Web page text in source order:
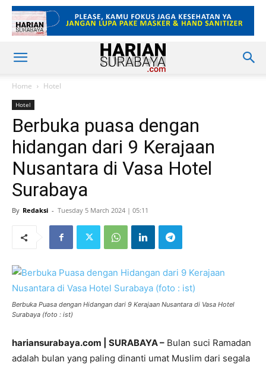
Home Hotel
Hotel
Berbuka puasa dengan
hidangan dari 9 Kerajaan
Nusantara di Vasa Hotel
Surabaya
By Redaksi - Tuesday 5 March 2024 | 05:11
Berbuka Puasa dengan Hidangan dari 9 Kerajaan Nusantara di Vasa Hotel
Surabaya (foto : ist)
hariansurabaya.com | SURABAYA – Bulan suci Ramadan
adalah bulan yang paling dinanti umat Muslim dari segala